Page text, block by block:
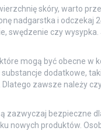
skóry, warto
nadgarstka i odczekaj
swędzenie czy
mogą być obecne
dodatkowe,
zawsze należy
zazwyczaj bezpieczne
nowych produktów.